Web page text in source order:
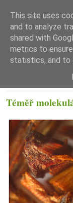
Téměř
This site uses
and to analyze
shared with
metrics to
statistics, and to